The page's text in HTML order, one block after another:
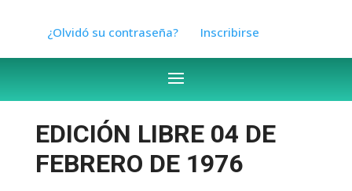
¿Olvidó su contraseña? Inscribirse
EDICIÓN LIBRE 04 DE
FEBRERO DE 1976